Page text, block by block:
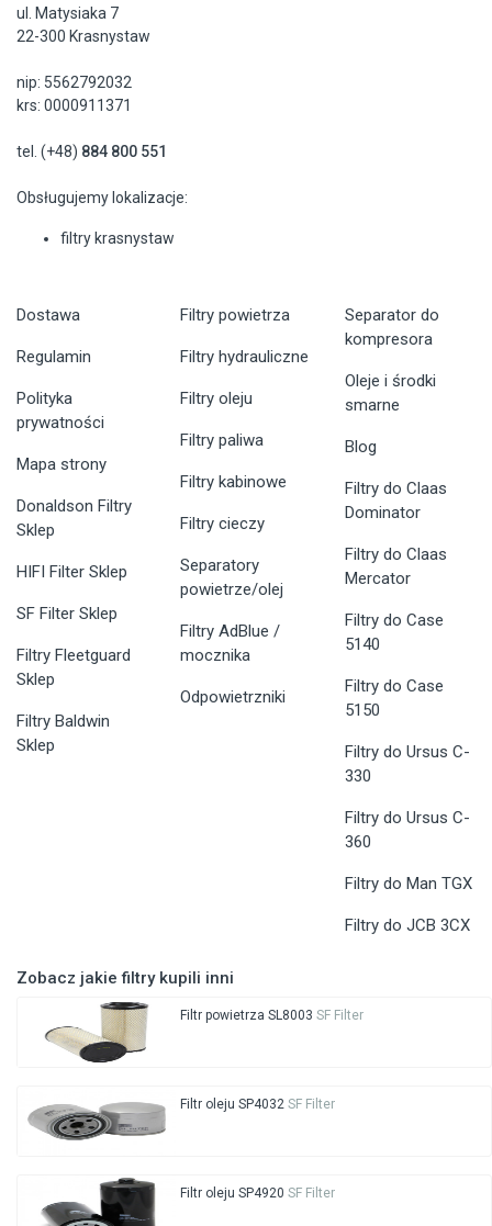
ul. Matysiaka 7
22-300 Krasnystaw
nip: 5562792032
krs: 0000911371
tel. (+48) 884 800 551
Obsługujemy lokalizacje:
filtry krasnystaw
Dostawa
Regulamin
Polityka
prywatności
Mapa strony
Donaldson Filtry
Sklep
HIFI Filter Sklep
SF Filter Sklep
Filtry Fleetguard
Sklep
Filtry Baldwin
Sklep
Filtry powietrza
Filtry hydrauliczne
Filtry oleju
Filtry paliwa
Filtry kabinowe
Filtry cieczy
Separatory
powietrze/olej
Filtry AdBlue /
mocznika
Odpowietrzniki
Separator do
kompresora
Oleje i środki
smarne
Blog
Filtry do Claas
Dominator
Filtry do Claas
Mercator
Filtry do Case
5140
Filtry do Case
5150
Filtry do Ursus C-
330
Filtry do Ursus C-
360
Filtry do Man TGX
Filtry do JCB 3CX
Zobacz jakie filtry kupili inni
Filtr powietrza SL8003 SF Filter
Filtr oleju SP4032 SF Filter
Filtr oleju SP4920 SF Filter